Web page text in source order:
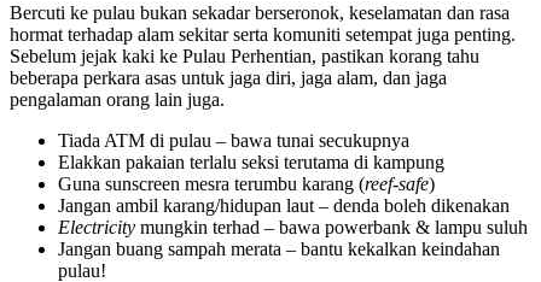
Bercuti ke pulau bukan sekadar berseronok, keselamatan dan rasa
hormat terhadap alam sekitar serta komuniti setempat juga penting.
Sebelum jejak kaki ke Pulau Perhentian, pastikan korang tahu
beberapa perkara asas untuk jaga diri, jaga alam, dan jaga
pengalaman orang lain juga.
Tiada ATM di pulau – bawa tunai secukupnya
Elakkan pakaian terlalu seksi terutama di kampung
Guna sunscreen mesra terumbu karang (reef-safe)
Jangan ambil karang/hidupan laut – denda boleh dikenakan
Electricity mungkin terhad – bawa powerbank & lampu suluh
Jangan buang sampah merata – bantu kekalkan keindahan
pulau!